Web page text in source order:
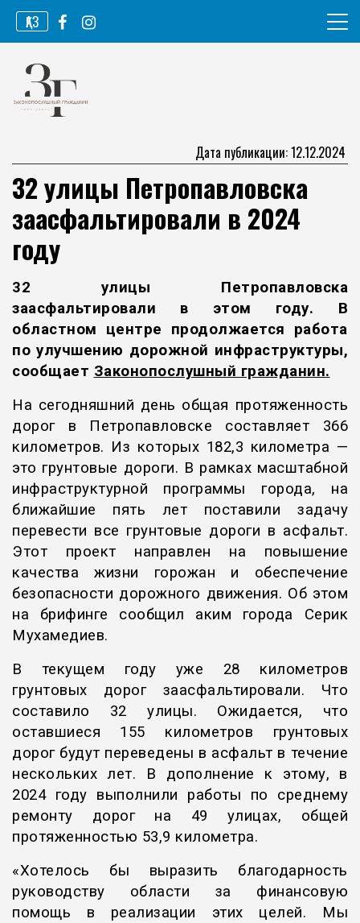
Перейти
содержимому
ҚАЗ
Законопослушный гражданин
Дата публикации: 12.12.2024
32 улицы Петропавловска
заасфальтировали в 2024
году
32 улицы Петропавловска
заасфальтировали в этом году. В
областном центре продолжается работа
по улучшению дорожной инфраструктуры,
сообщает Законопослушный гражданин.
На сегодняшний день общая протяженность
дорог в Петропавловске составляет 366
километров. Из которых 182,3 километра —
это грунтовые дороги. В рамках масштабной
инфраструктурной программы города, на
ближайшие пять лет поставили задачу
перевести все грунтовые дороги в асфальт.
Этот проект направлен на повышение
качества жизни горожан и обеспечение
безопасности дорожного движения. Об этом
на брифинге сообщил аким города Серик
Мухамедиев.
В текущем году уже 28 километров
грунтовых дорог заасфальтировали. Что
составило 32 улицы. Ожидается, что
оставшиеся 155 километров грунтовых
дорог будут переведены в асфальт в течение
нескольких лет. В дополнение к этому, в
2024 году выполнили работы по среднему
ремонту дорог на 49 улицах, общей
протяженностью 53,9 километра.
«Хотелось бы выразить благодарность
руководству области за финансовую
помощь в реализации этих целей. Мы